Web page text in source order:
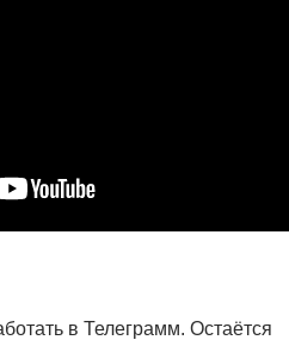
в Телеграмм. Остаётся